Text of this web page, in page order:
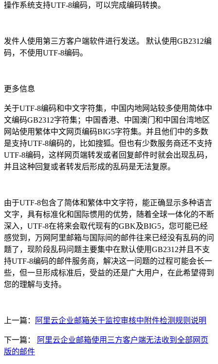
操作系统支持UTF-8编码，可以完成编码转换。
发件人使用第三方客户端软件进行发送。 默认使用GB2312编
码，不使用UTF-8编码。
更多信息
关于UTF-8编码和中文字符集，中国内地网站较多使用简体中
文编码GB2312字符集；中国香港、中国澳门和中国台湾地区
网站使用繁体中文网页编码BIG5字符集。并且他们中的多数
是支持UTF-8编码的，比如搜狐。但也有少数服务商还不支持
UTF-8编码，这样网页端转发或者回复邮件时就会出现乱码，
并且这种回复或者转发后形成的乱码是无法复原。
由于UTF-8包含了简体和繁体中文字符，能正确显示多种语言
文字，具有标准化和国际惯用的优势，随着全球一体化的不断
深入，UTF-8在将来会取代现有的GBK及BIG5，您可能已经
感觉到，万网阿里邮箱与国际间的邮件往来已经没有乱码的问
题了，现阶段乱码问题主要集中在默认使用GB2312并且不支
持UTF-8编码的邮件服务商，解决这一问题的过程可能会长一
些，但一旦形成标准后，受益的还是广大用户，在此希望得到
您的理解与支持。
上一篇： 阿里云企业邮箱关于监控审核中附件检测规则说明
下一篇：
阿里云企业邮箱使用三方客户端无法收到全部网页
版的邮件